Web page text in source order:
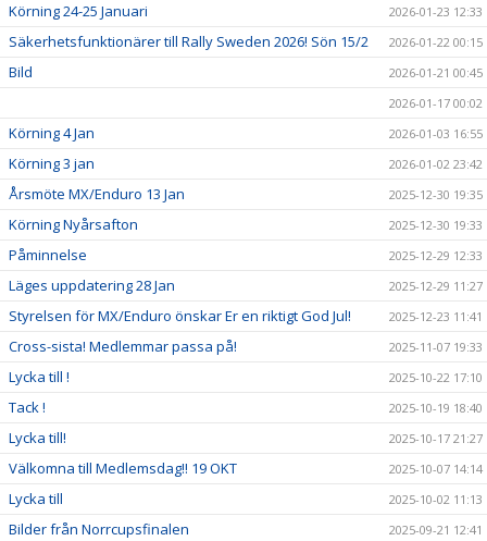
Körning 24-25 Januari 2026-01-23 12:33
Säkerhetsfunktionärer till Rally Sweden 2026! Sön 15/2 2026-01-22 00:15
Bild
2026-01-21 00:45
2026-01-17 00:02
Körning 4 Jan 2026-01-03 16:55
Körning 3 jan 2026-01-02 23:42
Årsmöte MX/Enduro 13 Jan 2025-12-30 19:35
Körning Nyårsafton 2025-12-30 19:33
Påminnelse 2025-12-29 12:33
Läges uppdatering 28 Jan 2025-12-29 11:27
Styrelsen för MX/Enduro önskar Er en riktigt God Jul! 2025-12-23 11:41
Cross-sista! Medlemmar passa på! 2025-11-07 19:33
Lycka till ! 2025-10-22 17:10
Tack ! 2025-10-19 18:40
Lycka till! 2025-10-17 21:27
Välkomna till Medlemsdag!! 19 OKT 2025-10-07 14:14
Lycka till 2025-10-02 11:13
Bilder från Norrcupsfinalen 2025-09-21 12:41